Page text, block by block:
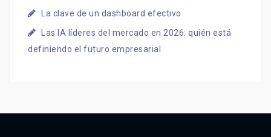
La clave de un dashboard efectivo
Las IA líderes del mercado en 2026: quién está
definiendo el futuro empresarial